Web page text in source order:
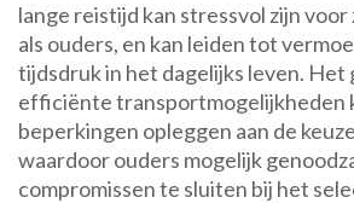
lange reistijd kan stressvol zijn
als ouders, en kan leiden tot
tijdsdruk in het dagelijks leven. Het
efficiënte transportmogelijkheden
beperkingen opleggen aan de
waardoor ouders mogelijk
compromissen te sluiten bij het